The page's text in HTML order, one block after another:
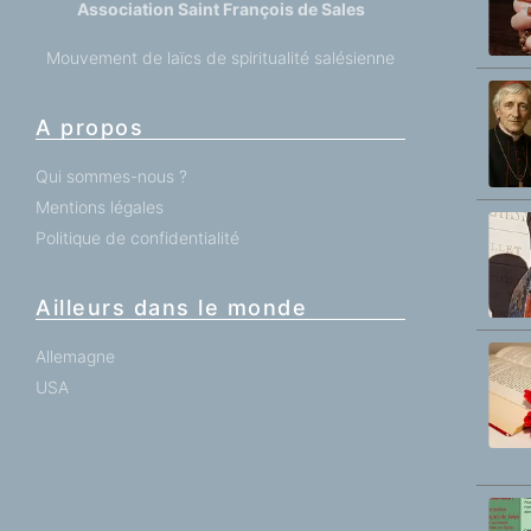
Association Saint François de Sales
Mouvement de laïcs de spiritualité salésienne
A propos
Qui sommes-nous ?
Mentions légales
Politique de confidentialité
Ailleurs dans le monde
Allemagne
USA